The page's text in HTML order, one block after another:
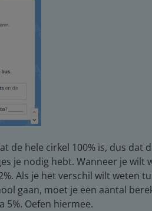
de hele cirkel 100% is, dus
je nodig hebt. Wanneer je
Als je het verschil wilt weten
gaan, moet je een aantal
5%. Oefen hiermee.